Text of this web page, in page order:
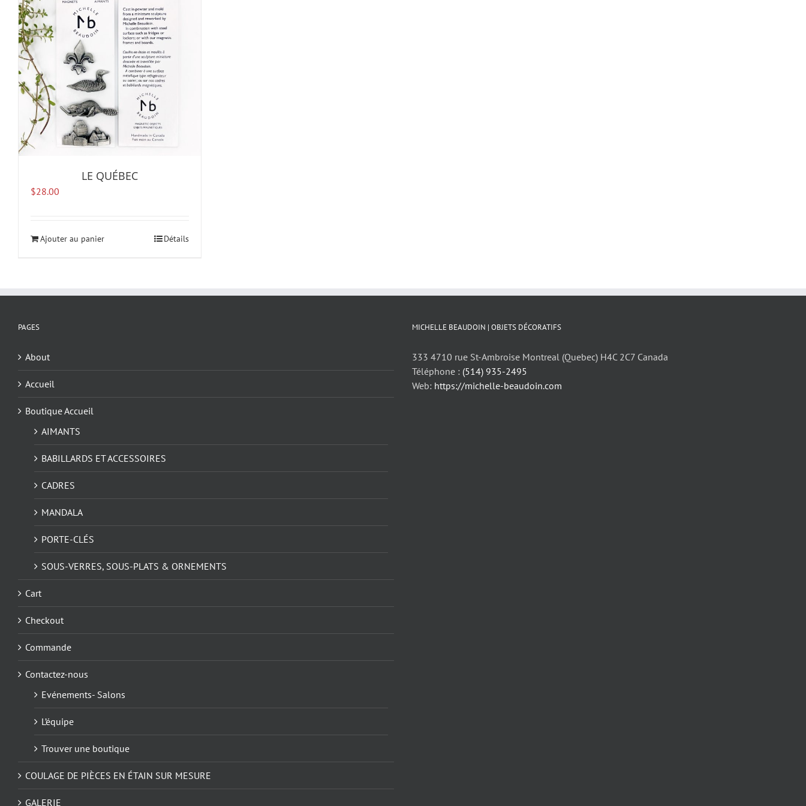
LE QUÉBEC
$28.00
Ajouter au panier Détails
PAGES
About
Accueil
Boutique Accueil
AIMANTS
BABILLARDS ET ACCESSOIRES
CADRES
MANDALA
PORTE-CLÉS
SOUS-VERRES, SOUS-PLATS & ORNEMENTS
Cart
Checkout
Commande
Contactez-nous
Evénements- Salons
L’équipe
Trouver une boutique
COULAGE DE PIÈCES EN ÉTAIN SUR MESURE
GALERIE
MICHELLE BEAUDOIN | OBJETS DÉCORATIFS
333 4710 rue St-Ambroise Montreal (Quebec) H4C 2C7 Canada
Téléphone : (514) 935-2495
Web: https://michelle-beaudoin.com